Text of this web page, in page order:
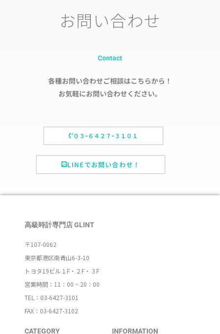
お問い合わせ
Contact
各種お問い合わせご相談はこちらから！
お気軽にお問い合わせください。
０３ｰ６４２７ｰ３１０１
LINEでお問い合わせ！
高級時計専門店 GLINT
〒107-0062
東京都港区南青山6-3-10
トヨタ19ビル１F・２F・３F
営業時間：11：00 ~ 20：00
TEL：03-6427-3101
FAX：03-6427-3102
CATEGORY INFORMATION